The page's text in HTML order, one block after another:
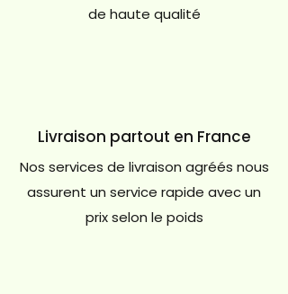
de haute qualité
Livraison partout en France
Nos services de livraison agréés nous
assurent un service rapide avec un
prix selon le poids